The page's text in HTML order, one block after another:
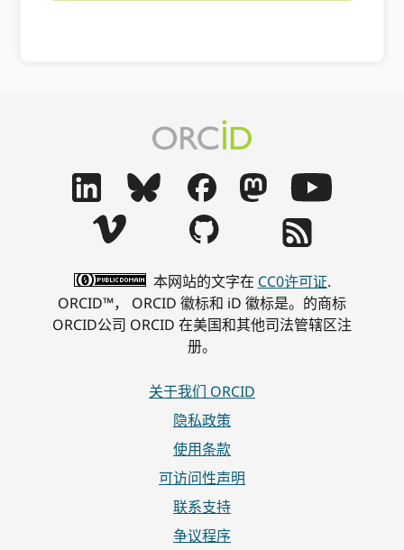
本网站的文字在 CC0许可证.
ORCID™， ORCID 徽标和 iD 徽标是。的商标
ORCID公司 ORCID 在美国和其他司法管辖区注
册。
关于我们 ORCID
隐私政策
使用条款
可访问性声明
联系支持
争议程序